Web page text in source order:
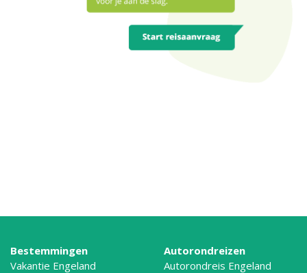
Bestemmingen
Vakantie Engeland
Autorondreizen
Autorondreis Engeland